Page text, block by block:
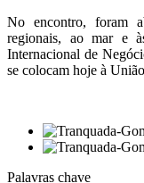
No encontro, foram
regionais, ao mar e
Internacional de
se colocam hoje à
Palavras chave